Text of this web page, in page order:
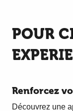
POUR
Renforcez
Découvrez une